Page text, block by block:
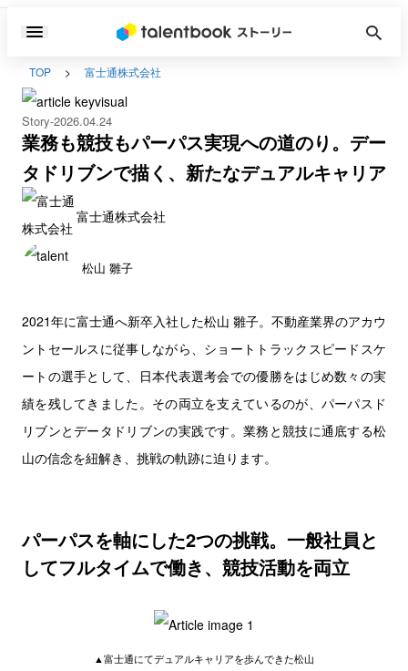
TOP 富士通株式会社
Story 2026.04.24
業務も競技もパーパス実現への道のり。デー
タドリブンで描く、新たなデュアルキャリア
富士通株式会社
松山 雛子
2021年に富士通へ新卒入社した松山 雛子。不動産業界のアカウ
ントセールスに従事しながら、ショートトラックスピードスケ
ートの選手として、日本代表選考会での優勝をはじめ数々の実
績を残してきました。その両立を支えているのが、パーパスド
リブンとデータドリブンの実践です。業務と競技に通底する松
山の信念を紐解き、挑戦の軌跡に迫ります。
パーパスを軸にした2つの挑戦。一般社員と
してフルタイムで働き、競技活動を両立
▲富士通にてデュアルキャリアを歩んできた松山